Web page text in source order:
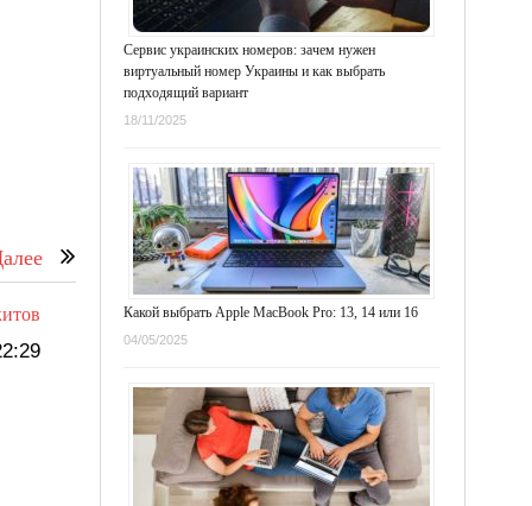
Сервис украинских номеров: зачем нужен
виртуальный номер Украины и как выбрать
подходящий вариант
18/11/2025
Какой выбрать Apple MacBook Pro: 13, 14 или 16
04/05/2025